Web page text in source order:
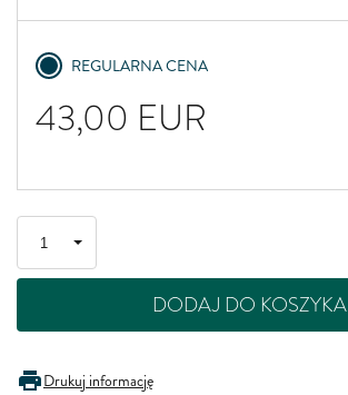
REGULARNA CENA
43,00 EUR
DODAJ DO KOSZYKA
Drukuj informację